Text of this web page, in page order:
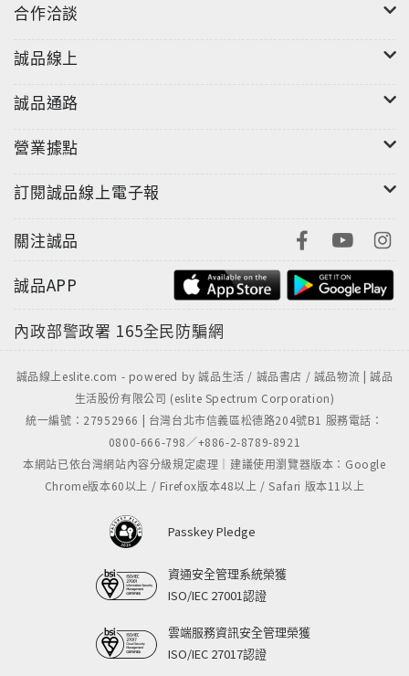
合作洽談
誠品線上
誠品通路
營業據點
訂閱誠品線上電子報
關注誠品
誠品APP
內政部警政署 165全民防騙網
誠品線上eslite.com - powered by 誠品生活 / 誠品書店 / 誠品物流 | 誠品
生活股份有限公司 (eslite Spectrum Corporation)
統一編號：27952966 | 台灣台北市信義區松德路204號B1 服務電話：
0800-666-798／+886-2-8789-8921
本網站已依台灣網站內容分級規定處理｜建議使用瀏覽器版本：Google
Chrome版本60以上 / Firefox版本48以上 / Safari 版本11以上
Passkey Pledge
資通安全管理系統榮獲
ISO/IEC 27001認證
雲端服務資訊安全管理榮獲
ISO/IEC 27017認證